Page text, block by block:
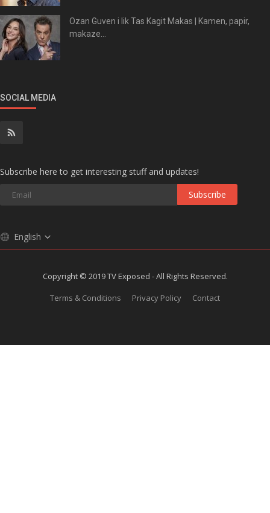
Ozan Guven i lik Tas Kagit Makas | Kamen, papir,
makaze...
SOCIAL MEDIA
Subscribe here to get interesting stuff and updates!
Subscribe
English
Copyright © 2019 TV Exposed - All Rights Reserved.
Terms & Conditions
Privacy Policy Contact